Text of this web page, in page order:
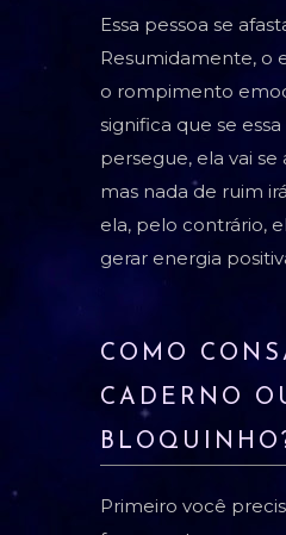
Essa pessoa se
Resumidamente, o
o rompimento
significa que se
persegue, ela vai se
mas nada de ruim
ela, pelo contrário,
gerar energia
COMO
CADERNO
Primeiro você